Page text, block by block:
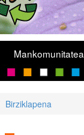
Mankomunitatea
Birziklapena